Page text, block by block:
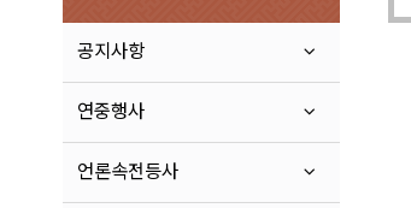
공지사항
연중행사
언론속전등사